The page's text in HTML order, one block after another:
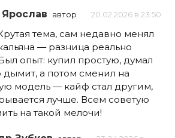
автор 20.02.2026 в 23:50
тема, сам недавно менял
— разница реально
опыт: купил простую, думал
дымит, а потом сменил на
модель — кайф стал другим,
лучше. Всем советую
на такой мелочи!